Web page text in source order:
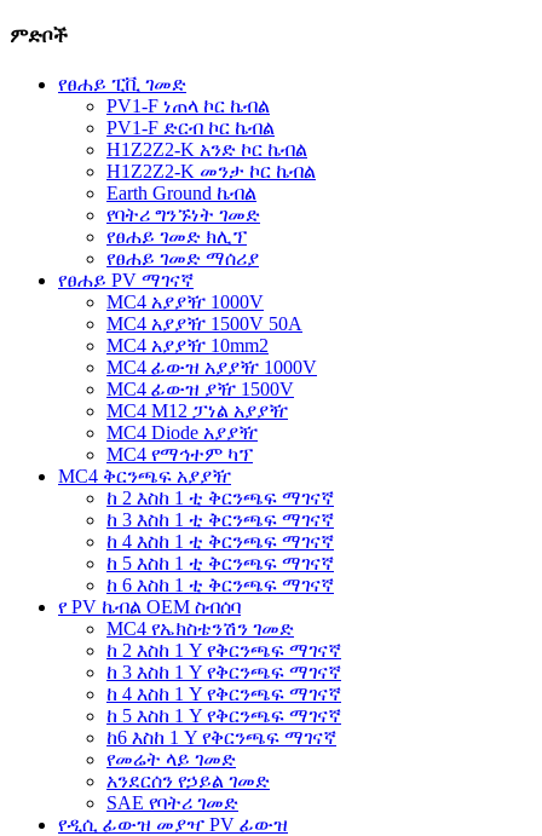
ምድቦች
የፀሐይ ፒቪ ገመድ
PV1-F ነጠላ ኮር ኬብል
PV1-F ድርብ ኮር ኬብል
H1Z2Z2-K አንድ ኮር ኬብል
H1Z2Z2-K መንታ ኮር ኬብል
Earth Ground ኬብል
የባትሪ ግንኙነት ገመድ
የፀሐይ ገመድ ክሊፕ
የፀሐይ ገመድ ማሰሪያ
የፀሐይ PV ማገናኛ
MC4 አያያዥ 1000V
MC4 አያያዥ 1500V 50A
MC4 አያያዥ 10mm2
MC4 ፊውዝ አያያዥ 1000V
MC4 ፊውዝ ያዥ 1500V
MC4 M12 ፓነል አያያዥ
MC4 Diode አያያዥ
MC4 የማኅተም ካፕ
MC4 ቅርንጫፍ አያያዥ
ከ 2 እስከ 1 ቲ ቅርንጫፍ ማገናኛ
ከ 3 እስከ 1 ቲ ቅርንጫፍ ማገናኛ
ከ 4 እስከ 1 ቲ ቅርንጫፍ ማገናኛ
ከ 5 እስከ 1 ቲ ቅርንጫፍ ማገናኛ
ከ 6 እስከ 1 ቲ ቅርንጫፍ ማገናኛ
የ PV ኬብል OEM ስብሰባ
MC4 የኤክስቴንሽን ገመድ
ከ 2 እስከ 1 Y የቅርንጫፍ ማገናኛ
ከ 3 እስከ 1 Y የቅርንጫፍ ማገናኛ
ከ 4 እስከ 1 Y የቅርንጫፍ ማገናኛ
ከ 5 እስከ 1 Y የቅርንጫፍ ማገናኛ
ከ6 እስከ 1 Y የቅርንጫፍ ማገናኛ
የመሬት ላይ ገመድ
አንደርሰን የኃይል ገመድ
SAE የባትሪ ገመድ
የዲሲ ፊውዝ መያዣ PV ፊውዝ